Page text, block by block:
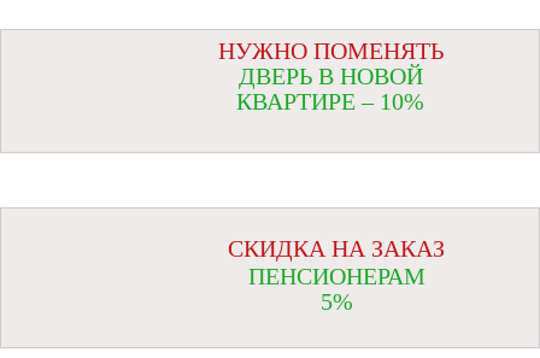
НУЖНО ПОМЕНЯТЬ
ДВЕРЬ В НОВОЙ
КВАРТИРЕ – 10%
СКИДКА НА ЗАКАЗ
ПЕНСИОНЕРАМ
5%